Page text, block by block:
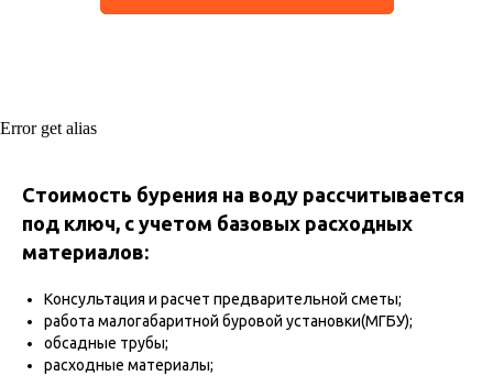
Error get alias
Стоимость бурения на воду рассчитывается
под ключ, с учетом базовых расходных
материалов:
Консультация и расчет предварительной сметы;
работа малогабаритной буровой установки(МГБУ);
обсадные трубы;
расходные материалы;